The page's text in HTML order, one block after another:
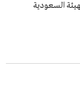
السعودية